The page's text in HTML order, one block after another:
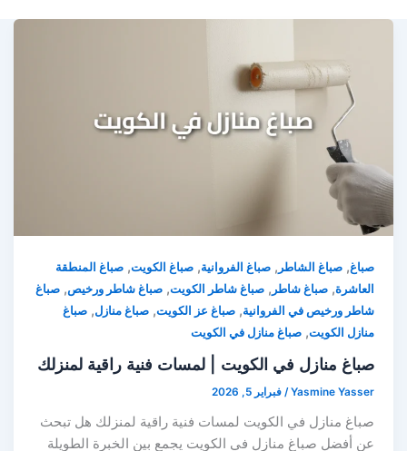
صباغ,صباغ الشاطر ,صباغ الفروانية,صباغ الكويت,صباغ المنطقة
العاشرة,صباغ شاطر ,صباغ شاطر الكويت,صباغ شاطر ورخيص,صباغ
شاطر ورخيص في الفروانية,صباغ عز الكويت,صباغ منازل,صباغ
منازل الكويت,صباغ منازل في الكويت
صباغ منازل في الكويت | لمسات فنية راقية لمنزلك
Yasmine Yasser
/فبراير 5, 2026
صباغ منازل في الكويت لمسات فنية راقية لمنزلك هل تبحث
عن أفضل صباغ منازل في الكويت يجمع بين الخبرة الطويلة